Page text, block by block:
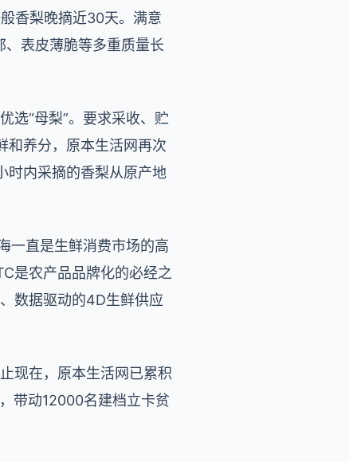
香梨晚摘近30天。满意
表皮薄脆等多重质量长
选“母梨”。要求采收、贮
和养分，原本生活网再次
时内采摘的香梨从原产地
一直是生鲜消费市场的高
是农产品品牌化的必经之
数据驱动的4D生鲜供应
现在，原本生活网已累积
带动12000名建档立卡贫